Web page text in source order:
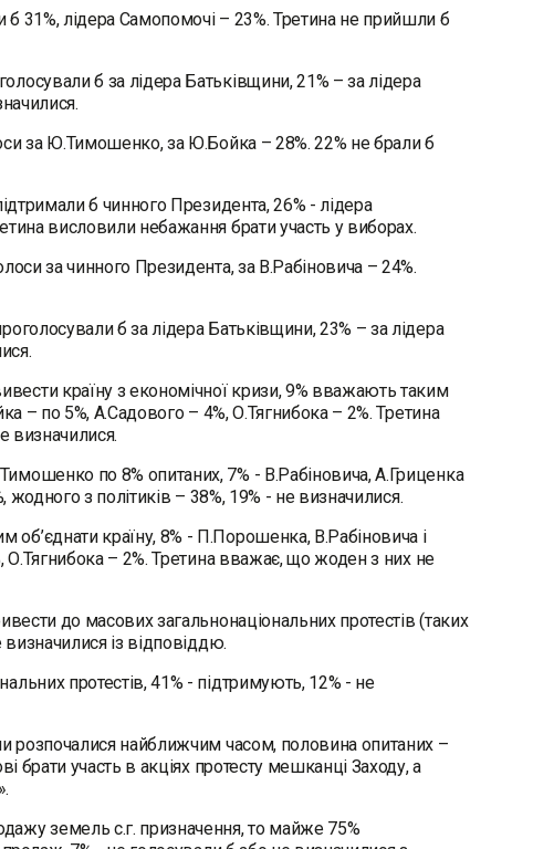
31%, лідера Самопомочі – 23%. Третина не прийшли б
б за лідера Батьківщини, 21% – за лідера
за Ю.Тимошенко, за Ю.Бойка – 28%. 22% не брали б
б чинного Президента, 26% - лідера
висловили небажання брати участь у виборах.
за чинного Президента, за В.Рабіновича – 24%.
б за лідера Батьківщини, 23% – за лідера
країну з економічної кризи, 9% вважають таким
– по 5%, А.Садового – 4%, О.Тягнибока – 2%. Третина
визначилися.
по 8% опитаних, 7% - В.Рабіновича, А.Гриценка
з політиків – 38%, 19% - не визначилися.
країну, 8% - П.Порошенка, В.Рабіновича і
– 2%. Третина вважає, що жоден з них не
до масових загальнонаціональних протестів (таких
із відповіддю.
протестів, 41% - підтримують, 12% - не
розпочалися найближчим часом, половина опитаних –
брати участь в акціях протесту мешканці Заходу, а
земель с.г. призначення, то майже 75%